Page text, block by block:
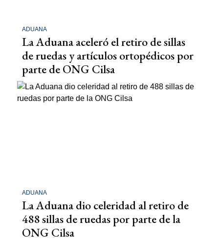
ADUANA
La Aduana aceleró el retiro de sillas
de ruedas y artículos ortopédicos por
parte de ONG Cilsa
ADUANA
La Aduana dio celeridad al retiro de
488 sillas de ruedas por parte de la
ONG Cilsa